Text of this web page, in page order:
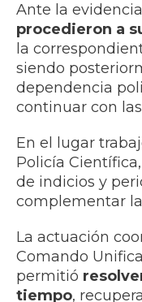
Ante la
procedieron a
la
siendo
dependencia
continuar con
En el lugar
Policía
de indicios y
complementar
La actuación
Comando
permitió
tiempo,